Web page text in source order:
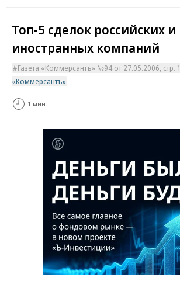
Топ-5 сделок российских и
иностранных компаний
Газета «Коммерсантъ» №94 от 27.05.2006, стр. 1
«Коммерсантъ»
1 мин.